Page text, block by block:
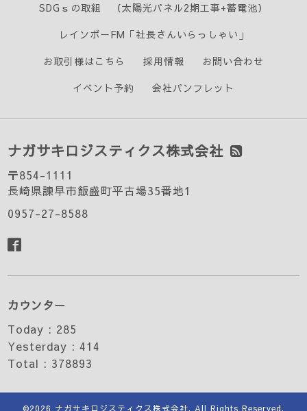
SDGｓの取組 （太陽光パネル2期工事+蓄電池）
レインボーFM「社長さんいらっしゃい」
お取引様はこちら
採用情報
お問い合わせ
イベント予約
会社パンフレット
ナガサキロジスティクス株式会社
〒854-1111
長崎県諫早市飯盛町平古場35番地1
0957-27-8588
カウンター
Today : 285
Yesterday :414
Total : 378893
©2026 ナガサキロジスティクス株式会社. All Rights Reserved.